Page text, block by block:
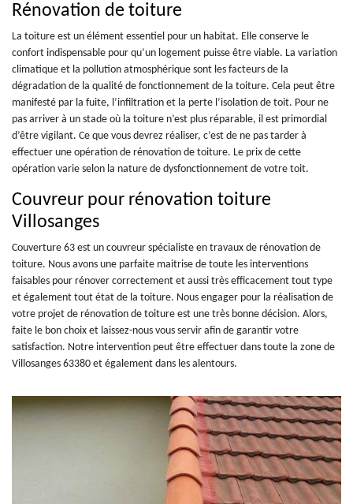
Rénovation de toiture
La toiture est un élément essentiel pour un habitat. Elle conserve le
confort indispensable pour qu’un logement puisse être viable. La variation
climatique et la pollution atmosphérique sont les facteurs de la
dégradation de la qualité de fonctionnement de la toiture. Cela peut être
manifesté par la fuite, l’infiltration et la perte l’isolation de toit. Pour ne
pas arriver à un stade où la toiture n’est plus réparable, il est primordial
d’être vigilant. Ce que vous devrez réaliser, c’est de ne pas tarder à
effectuer une opération de rénovation de toiture. Le prix de cette
opération varie selon la nature de dysfonctionnement de votre toit.
Couvreur pour rénovation toiture
Villosanges
Couverture 63 est un couvreur spécialiste en travaux de rénovation de
toiture. Nous avons une parfaite maitrise de toute les interventions
faisables pour rénover correctement et aussi très efficacement tout type
et également tout état de la toiture. Nous engager pour la réalisation de
votre projet de rénovation de toiture est une très bonne décision. Alors,
faite le bon choix et laissez-nous vous servir afin de garantir votre
satisfaction. Notre intervention peut être effectuer dans toute la zone de
Villosanges 63380 et également dans les alentours.